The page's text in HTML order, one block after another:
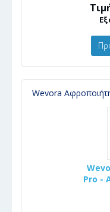
Wevora
Pro -